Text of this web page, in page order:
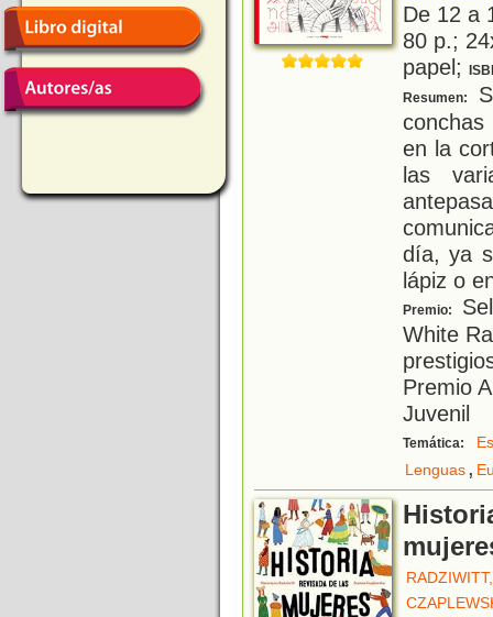
De 12 a
80 p.;
papel;
Resumen:
en la
las
día, ya
lápiz o
Premio:
White
Premio
Juvenil
Temática:
Lenguas,